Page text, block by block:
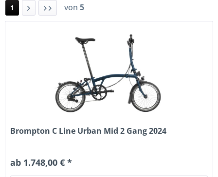
1 von 5
Brompton C Line Urban Mid 2 Gang 2024
ab 1.748,00 € *